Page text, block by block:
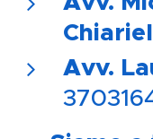
Avv.